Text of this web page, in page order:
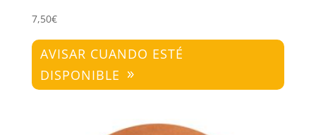
7,50€
AVISAR CUANDO ESTÉ
DISPONIBLE